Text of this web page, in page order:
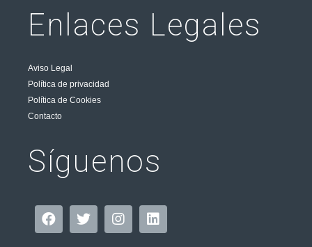
Enlaces Legales
Aviso Legal
Política de privacidad
Política de Cookies
Contacto
Síguenos